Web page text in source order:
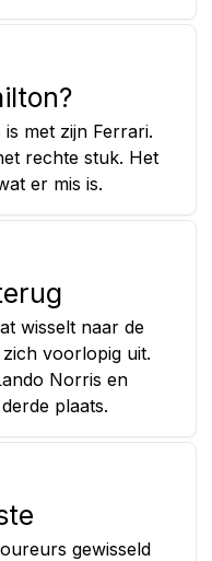
met zijn Ferrari.
rechte stuk. Het
er mis is.
wisselt naar de
voorlopig uit.
Norris en
plaats.
gewisseld